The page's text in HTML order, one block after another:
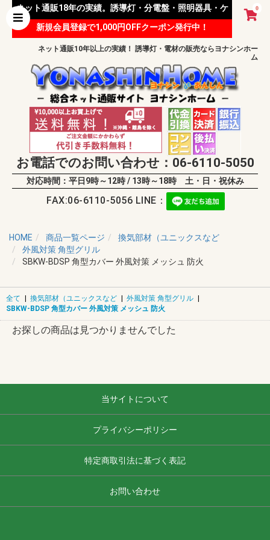
0
ネット通販18年の実績。誘導灯・分電盤・照明器具・ケ
ーブル等 様々な資材を取り扱っています。
新規会員登録で1,000円OFFクーポン発行中！
ネット通販10年以上の実績！ 誘導灯・電材の販売ならヨナシンホー
ム
お電話でのお問い合わせ：06-6110-5050
対応時間：平日9時～12時 / 13時～18時 土・日・祝休み
FAX:06-6110-5056 LINE：
HOME 商品一覧ページ
換気部材（ユニックスなど
外風対策 角型グリル
SBKW-BDSP 角型カバー 外風対策 メッシュ 防火
全て | 換気部材（ユニックスなど | 外風対策 角型グリル |
SBKW-BDSP 角型カバー 外風対策 メッシュ 防火
お探しの商品は見つかりませんでした
当サイトについて
プライバシーポリシー
特定商取引法に基づく表記
お問い合わせ